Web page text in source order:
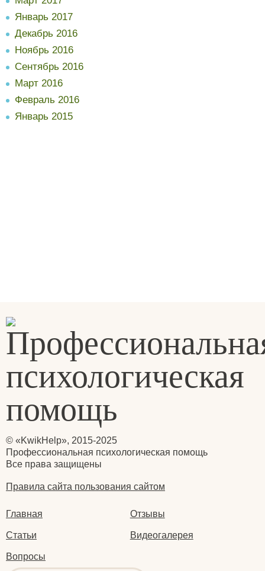
Январь 2017
Декабрь 2016
Ноябрь 2016
Сентябрь 2016
Март 2016
Февраль 2016
Январь 2015
© «KwikHelp», 2015-2025
Профессиональная психологическая помощь
Все права защищены
Правила сайта пользования сайтом
Главная Отзывы
Статьи Видеогалерея
Вопросы